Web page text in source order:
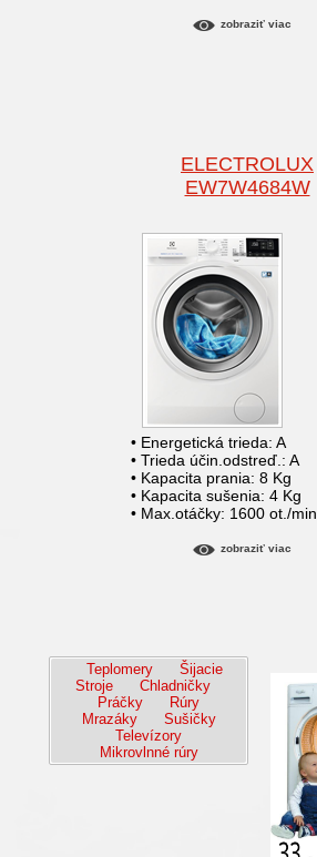
zobraziť viac
ELECTROLUX
EW7W4684W
• Energetická trieda: A
• Trieda účin.odstreď.: A
• Kapacita prania: 8 Kg
• Kapacita sušenia: 4 Kg
• Max.otáčky: 1600 ot./min
zobraziť viac
Teplomery
Šijacie
Stroje
Chladničky
Práčky
Rúry
Mrazáky
Sušičky
Televízory
Mikrovlnné rúry